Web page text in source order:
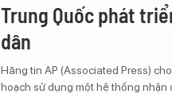
Trung Quốc phát
dân
Hãng tin AP (Associated Press)
hoạch sử dụng một hệ thống